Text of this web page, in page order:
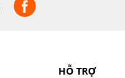
HỖ TRỢ